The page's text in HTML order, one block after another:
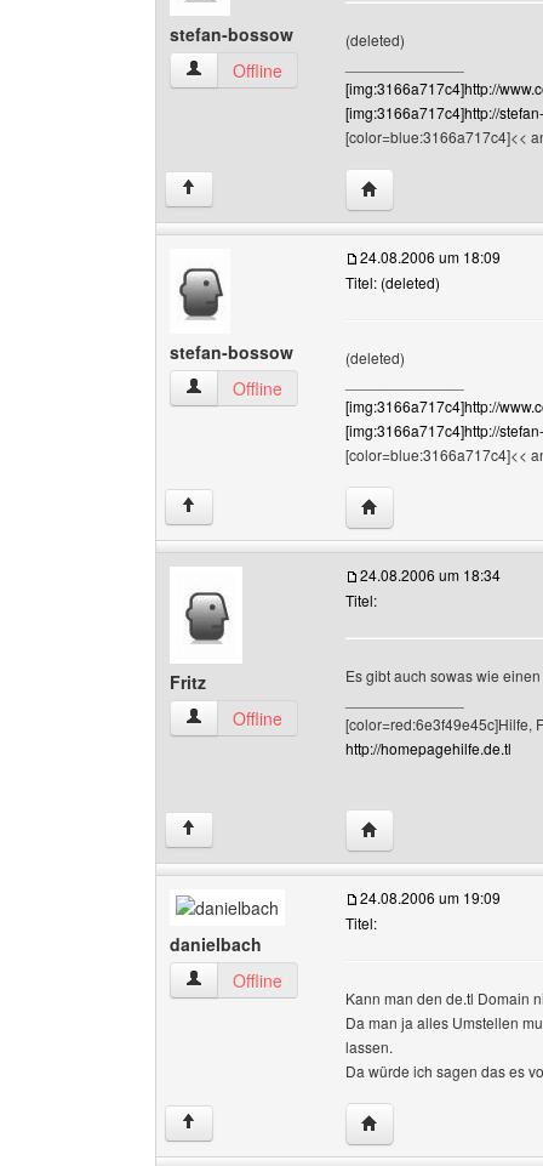
stefan-bossow
stefan-bossow Benutzer-Profile anzeigen
Offline
(deleted)
[img:3166a717c4]http://
[img:3166a717c4]http://
[color=blue:3166a717c4]<<
↑ Website dieses
stefan-bossow
stefan-bossow Benutzer-Profile anzeigen
Offline
24.08.2006 um 18:09
Titel: (deleted)
(deleted)
[img:3166a717c4]http://
[img:3166a717c4]http://
[color=blue:3166a717c4]<<
↑ Website dieses
Fritz
Fritz Benutzer-Profile anzeigen
Offline
24.08.2006 um 18:34
Titel:
Es gibt auch sowas wie
[color=red:6e3f49e45c]Hilfe,
http://homepagehilfe.de.tl
↑ Website dieses
danielbach
danielbach Benutzer-Profile anzeigen
Offline
24.08.2006 um 19:09
Titel:
Kann man den de.tl Domain
Da man ja alles Umstellen
lassen.
Da würde ich sagen das es
↑ Website dieses